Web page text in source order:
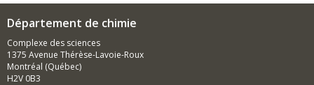
Département de chimie
Complexe des sciences
1375 Avenue Thérèse-Lavoie-Roux
Montréal (Québec)
H2V 0B3